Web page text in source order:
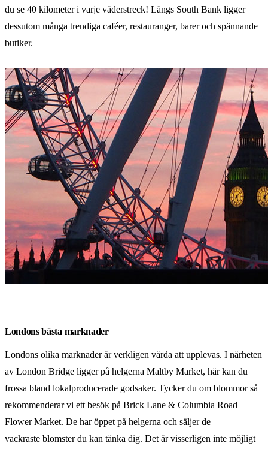
du se 40 kilometer i varje väderstreck! Längs South Bank ligger
dessutom många trendiga caféer, restauranger, barer och spännande
butiker.
Londons bästa marknader
Londons olika marknader är verkligen värda att upplevas. I närheten
av London Bridge ligger på helgerna Maltby Market, här kan du
frossa bland lokalproducerade godsaker. Tycker du om blommor så
rekommenderar vi ett besök på Brick Lane & Columbia Road
Flower Market. De har öppet på helgerna och säljer de
vackraste blomster du kan tänka dig. Det är visserligen inte möjligt